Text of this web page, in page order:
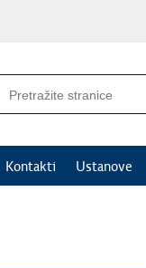
Kontakti Ustanove